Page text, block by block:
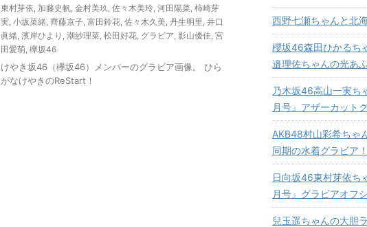
東村芽依, 加藤史帆, 金村美玖, 佐々木美玲, 河田陽菜, 柿崎芽
実, 小坂菜緒, 齊藤京子, 富田鈴花, 佐々木久美, 丹生明里 , 井口
眞緒, 濱岸ひより , 潮紗理菜, 松田好花, グラビア, 影山優佳, 宮
田愛萌, 欅坂46
けやき坂46（欅坂46）メンバーのグラビア画像。 ひら
がなけやきのReStart！
西野七瀬ちゃんと北
櫻坂46森田ひかるち
邉理佐ちゃんの光あ
乃木坂46高山一実ち
月号』アザーカット
AKB48村山彩希ちゃ
同期の水着グラビア！
日向坂46東村芽依ち
月号』グラビアオフ
兒玉遥ちゃんの大胆